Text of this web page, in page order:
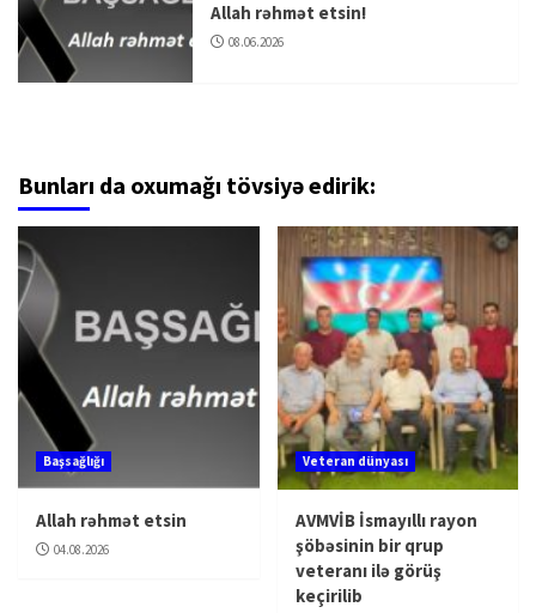
Allah rəhmət etsin!
08.06.2026
Bunları da oxumağı tövsiyə edirik:
Başsağlığı
Allah rəhmət etsin
04.08.2026
Veteran dünyası
AVMVİB İsmayıllı rayon
şöbəsinin bir qrup
veteranı ilə görüş
keçirilib